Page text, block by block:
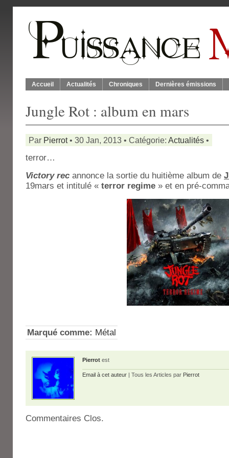
Accueil Actualités Chroniques Dernières émissions
Jungle Rot : album en mars
Par Pierrot• 30 Jan, 2013 • Catégorie: Actualités •
terror…
Victory rec annonce la sortie du huitième album de
19mars et intitulé « terror regime » et en pré-
Marqué comme: Métal
Pierrot est
Email à cet auteur | Tous les Articles par Pierrot
Commentaires Clos.